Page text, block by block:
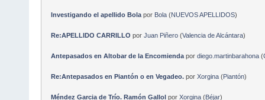
Investigando el apellido Bolapor Bola(NUEVOS APELLIDOS)
Re:APELLIDO CARRILLO por Juan Piñero(Valencia de Alcántara)
Antepasados en Altobar de la Encomiendapor diego.martinbarahona(
Re:Antepasados en Piantón o en Vegadeo.por Xorgina(Piantón)
Méndez Garcia de Trío. Ramón Gallolpor Xorgina(Béjar)